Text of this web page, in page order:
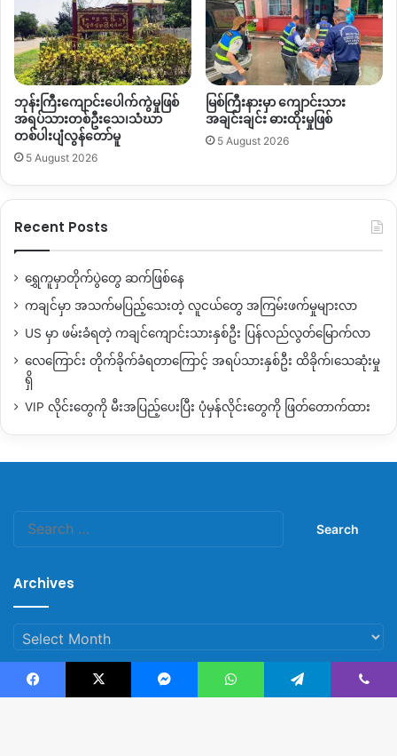
စခန်းမှာ အိမ်ခြေ ၁၃၀ ကျော်ရှိပြီး လူဦးရေ ၆၀၀ ကျော်ရှိတယ်လို့
သိရပါတယ်။
မတ်လ ၇ ရက်နေ့KIAပူးပေါင်းတပ်တွေရဲ့ စစ်ဆင်ရေးစတင်လာ
ချိန်ကစလို့ ဝိုင်းမော်မြို့–ချီဖွေ
ဆဒုံးသွားလမ်းမပေါ်ရှိ လမြန်၊ မုတ်
ကြိတ်၊ ဝူယန်၊ နန့်ဝါ၊ ဝါးရှောင် စတဲ့ကျေးရွာနေ ပြည်သူတွေစစ်ဘေး
ရှောင်ခဲ့ကြပေမယ့် မြို့နဲ့အနီးပတ်ဝန်းကျင်ကျေးရွာတွေဖြစ်တာ
ကြောင့် နေအိမ်ခဏတဖြုတ် အသွားအပြန်လုပ်လို့ရနေတယ်လို့ စစ်
ရှောင်တွေပြောပါတယ်။
ဒါပေမယ့် ဝိုင်းမော်
ညောင်ပင်နဲ့ အောင်မြေ ၁ ၊ အောင်မြေ ၂ စတဲ့ကျေးရွာတွေဘက်က
ဒေသခံတွေကတော့ စစ်ရှောင်ခဲ့စဉ်ကတည်းက လက်ရှိချိန်ထိ
ခဏတဖြုတ်ပင် ပြန်လို့မရခဲ့ဘူးလို့ သိရပါတယ်။
ဒုက္ခအရောက်ဆုံးက ကျမတို့ အောင်မြေ ၂ ၊ ၉ မိုင်ဘက်က ရွာသား
တွေဖြစ်တယ်။ လုံး၀ ပြန်လို့လည်းမရ၊ သွားကြည့်လို့လည်းမရ၊ ကျ
မတို့က
လည်းထပ်ကြုံရတော့ ခက်တာကဘယ်လိုပြောရမှန်းတောင်မသိ
တော့ပါဘူး။ ခက်လွန်းလို့မြစ်ဆိပ်နားမှာ ရွှေသွားကျင်ရင်လည်း ခွင့်
ဘုန်းကြီးကျောင်းပေါက်ကွဲမှုဖြစ်
အရပ်သားတစ်ဦးသေ၊သံဃာ
တစ်ပါးပျံလွန်တော်မူ
5 August 2026
မြစ်ကြီးနားမှာ ကျောင်းသား
အချင်းချင်း ဓားထိုးမှုဖြစ်
5 August 2026
Recent Posts
ရွှေကူမှာတိုက်ပွဲတွေ ဆက်ဖြစ်နေ
ကချင်မှာ အသက်မပြည့်သေးတဲ့ လူငယ်တွေ အကြမ်းဖက်မှုများလာ
US မှာ ဖမ်းခံရတဲ့ ကချင်ကျောင်းသားနှစ်ဦး ပြန်လည်လွတ်မြောက်လာ
လေကြောင်း တိုက်ခိုက်ခံရတာကြောင့် အရပ်သားနှစ်ဦး ထိခိုက်၊သေဆုံးမှု
ရှိ
VIP လိုင်းတွေကို မီးအပြည့်ပေးပြီး ပုံမှန်လိုင်းတွေကို ဖြတ်တောက်ထား
Archives
Archives
Facebook X Messenger WhatsApp Telegram Viber